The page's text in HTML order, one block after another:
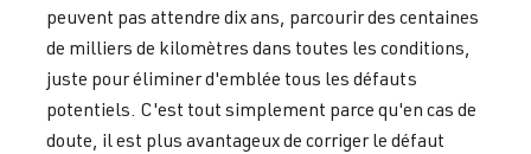
peuvent pas attendre dix ans, parcourir des centaines
de milliers de kilomètres dans toutes les conditions,
juste pour éliminer d'emblée tous les défauts
potentiels. C'est tout simplement parce qu'en cas de
doute, il est plus avantageux de corriger le défaut